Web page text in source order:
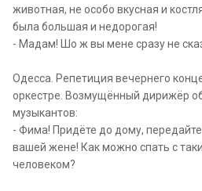
животная, не особо вкусная и
была большая и недорогая!
- Мадам! Шо ж вы мене сразу не
Одесса. Репетиция вечернего
оркестре. Возмущённый дирижёр
музыкантов:
- Фима! Придёте до дому,
вашей жене! Как можно спать с
человеком?